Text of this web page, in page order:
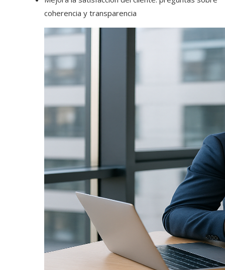
coherencia y transparencia